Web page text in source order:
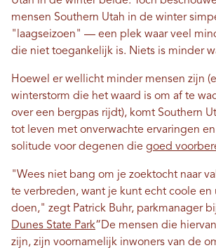
mensen Southern Utah in de winter
"laagseizoen" — een plek waar veel
die niet toegankelijk is. Niets is minder
Hoewel er wellicht minder mensen zijn
winterstorm die het waard is om af te
over een bergpas rijdt), komt Southern
tot leven met onverwachte ervaringen
solitude voor degenen die goed
"Wees niet bang om je zoektocht naar
te verbreden, want je kunt echt coole en
doen," zegt Patrick Buhr, parkmanager
Dunes State Park“De mensen die
zijn, zijn voornamelijk inwoners van de